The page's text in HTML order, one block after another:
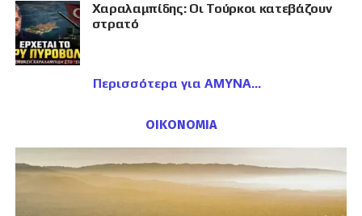
Χαραλαμπίδης: Οι Τούρκοι κατεβάζουν
στρατό
Περισσότερα για ΑΜΥΝΑ
ΟΙΚΟΝΟΜΙΑ